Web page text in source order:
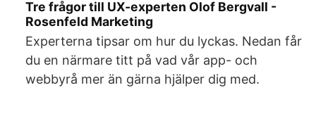
Tre frågor till UX-experten Olof Bergvall -
Rosenfeld Marketing
Experterna tipsar om hur du lyckas. Nedan får
du en närmare titt på vad vår app- och
webbyrå mer än gärna hjälper dig med.